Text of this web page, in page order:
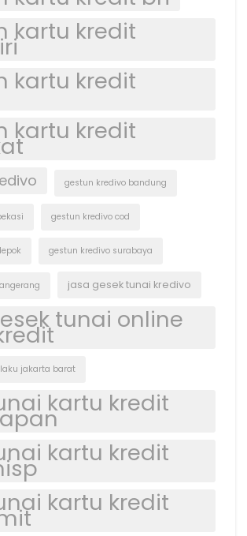
kartu kredit
kartu kredit
kartu kredit
gestun kredivo bandung
gestun kredivo cod
gestun kredivo surabaya
jasa gesek tunai kredivo
tunai online
jakarta barat
kartu kredit
kartu kredit
kartu kredit